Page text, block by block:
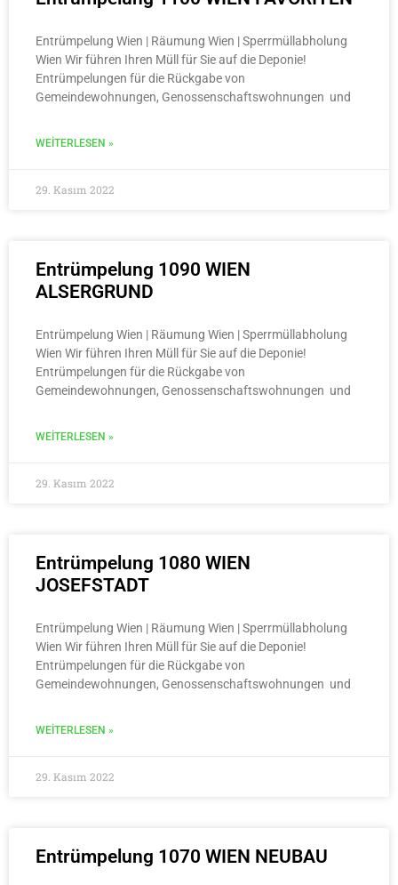
Entrümpelung Wien | Räumung Wien | Sperrmüllabholung
Wien Wir führen Ihren Müll für Sie auf die Deponie!
Entrümpelungen für die Rückgabe von
Gemeindewohnungen, Genossenschaftswohnungen und
WEITERLESEN »
29. Kasım 2022
Entrümpelung 1090 WIEN
ALSERGRUND
Entrümpelung Wien | Räumung Wien | Sperrmüllabholung
Wien Wir führen Ihren Müll für Sie auf die Deponie!
Entrümpelungen für die Rückgabe von
Gemeindewohnungen, Genossenschaftswohnungen und
WEITERLESEN »
29. Kasım 2022
Entrümpelung 1080 WIEN
JOSEFSTADT
Entrümpelung Wien | Räumung Wien | Sperrmüllabholung
Wien Wir führen Ihren Müll für Sie auf die Deponie!
Entrümpelungen für die Rückgabe von
Gemeindewohnungen, Genossenschaftswohnungen und
WEITERLESEN »
29. Kasım 2022
Entrümpelung 1070 WIEN NEUBAU